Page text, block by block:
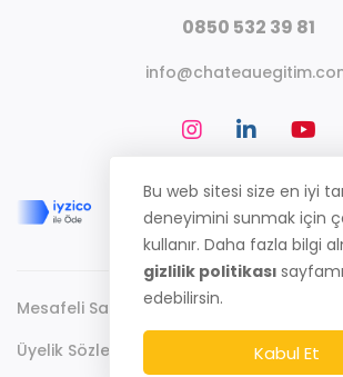
0850 532 39 81
Mesafeli Satış Sözleşmesi
Üyelik Sözleşmesi
Bu web sitesi size en iyi
deneyimini sunmak için
kullanır. Daha fazla bilgi
gizlilik politikası
edebilirsin.
Kabul Et